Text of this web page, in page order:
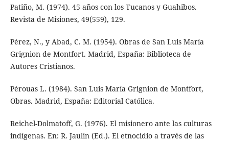
Patiño, M. (1974). 45 años con los Tucanos y Guahibos.
Revista de Misiones, 49(559), 129.
Pérez, N., y Abad, C. M. (1954). Obras de San Luis María
Grignion de Montfort. Madrid, España: Biblioteca de
Autores Cristianos.
Pérouas L. (1984). San Luis María Grignion de Montfort,
Obras. Madrid, España: Editorial Católica.
Reichel-Dolmatoff, G. (1976). El misionero ante las culturas
indígenas. En: R. Jaulin (Ed.). El etnocidio a través de las